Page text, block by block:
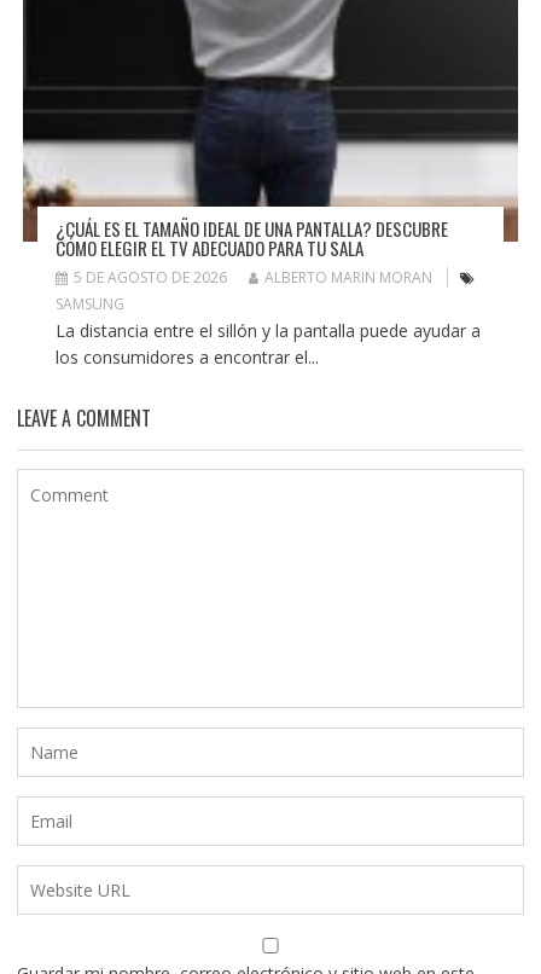
¿CUÁL ES EL TAMAÑO IDEAL DE UNA PANTALLA? DESCUBRE
CÓMO ELEGIR EL TV ADECUADO PARA TU SALA
5 DE AGOSTO DE 2026
ALBERTO MARIN MORAN
SAMSUNG
La distancia entre el sillón y la pantalla puede ayudar a
los consumidores a encontrar el...
LEAVE A COMMENT